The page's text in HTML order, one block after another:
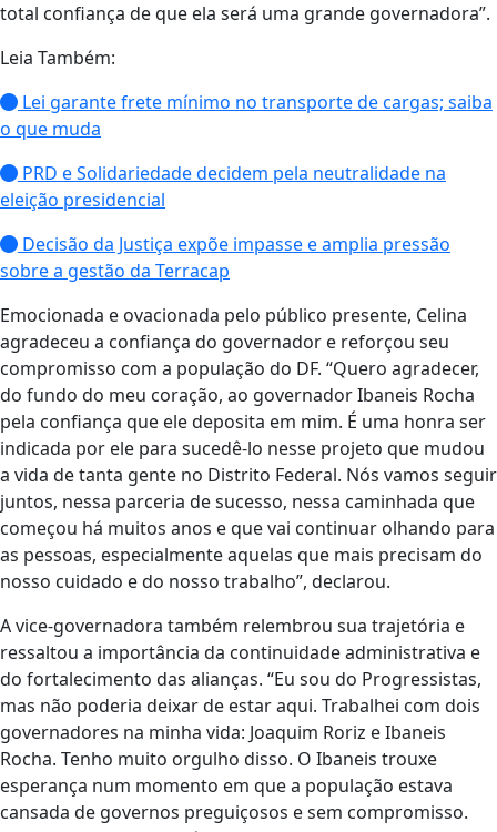
total confiança de que ela será uma grande governadora”.
Leia Também:
Lei garante frete mínimo no transporte de cargas; saiba
o que muda
PRD e Solidariedade decidem pela neutralidade na
eleição presidencial
Decisão da Justiça expõe impasse e amplia pressão
sobre a gestão da Terracap
Emocionada e ovacionada pelo público presente, Celina
agradeceu a confiança do governador e reforçou seu
compromisso com a população do DF. “Quero agradecer,
do fundo do meu coração, ao governador Ibaneis Rocha
pela confiança que ele deposita em mim. É uma honra ser
indicada por ele para sucedê-lo nesse projeto que mudou
a vida de tanta gente no Distrito Federal. Nós vamos seguir
juntos, nessa parceria de sucesso, nessa caminhada que
começou há muitos anos e que vai continuar olhando para
as pessoas, especialmente aquelas que mais precisam do
nosso cuidado e do nosso trabalho”, declarou.
A vice-governadora também relembrou sua trajetória e
ressaltou a importância da continuidade administrativa e
do fortalecimento das alianças. “Eu sou do Progressistas,
mas não poderia deixar de estar aqui. Trabalhei com dois
governadores na minha vida: Joaquim Roriz e Ibaneis
Rocha. Tenho muito orgulho disso. O Ibaneis trouxe
esperança num momento em que a população estava
cansada de governos preguiçosos e sem compromisso.